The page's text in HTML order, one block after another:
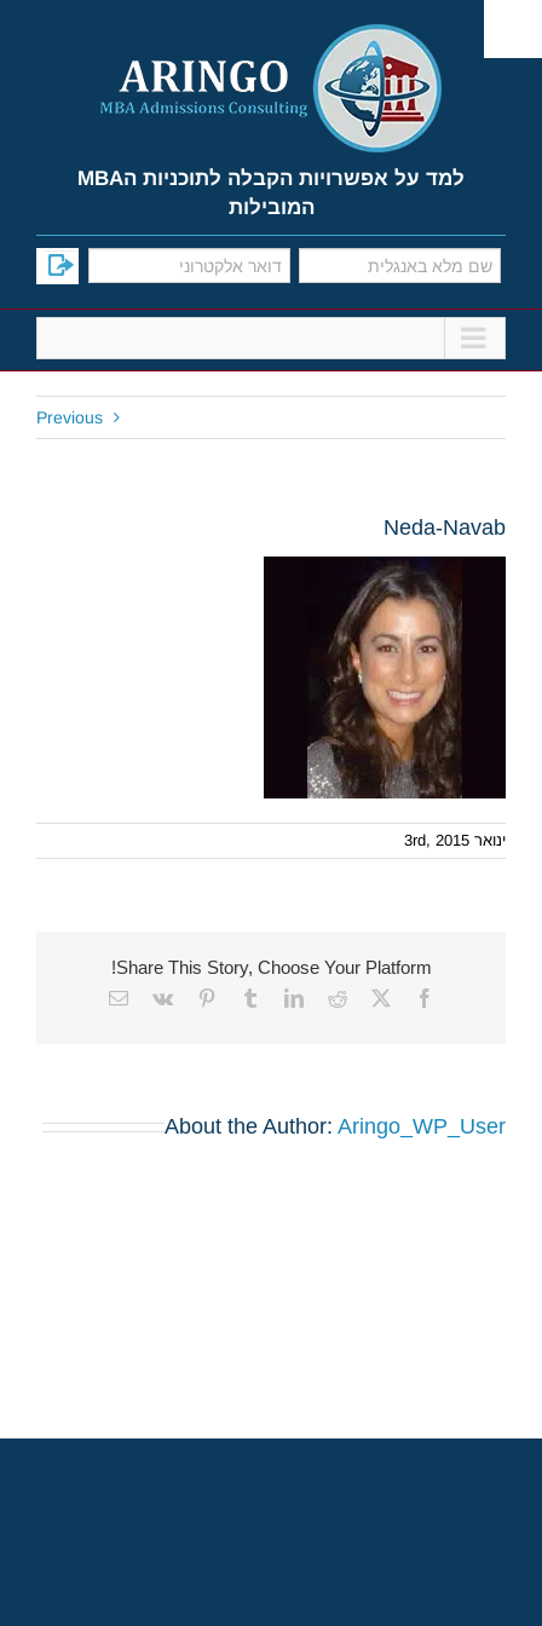
content
למד על אפשרויות הקבלה לתוכניות הMBA
המובילות
Previous
Neda-Navab
ינואר 3rd, 2015
Share This Story, Choose Your Platform!
Facebook
X
Reddit
LinkedIn
Tumblr
Pinterest
Vk
Email
About the Author: Aringo_WP_User